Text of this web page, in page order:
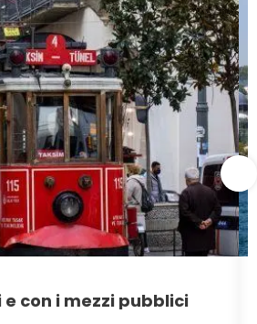
con i mezzi pubblici